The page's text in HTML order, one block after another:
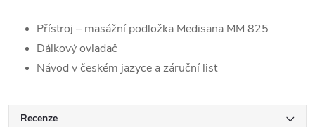
Přístroj – masážní podložka Medisana MM 825
Dálkový ovladač
Návod v českém jazyce a záruční list
Recenze